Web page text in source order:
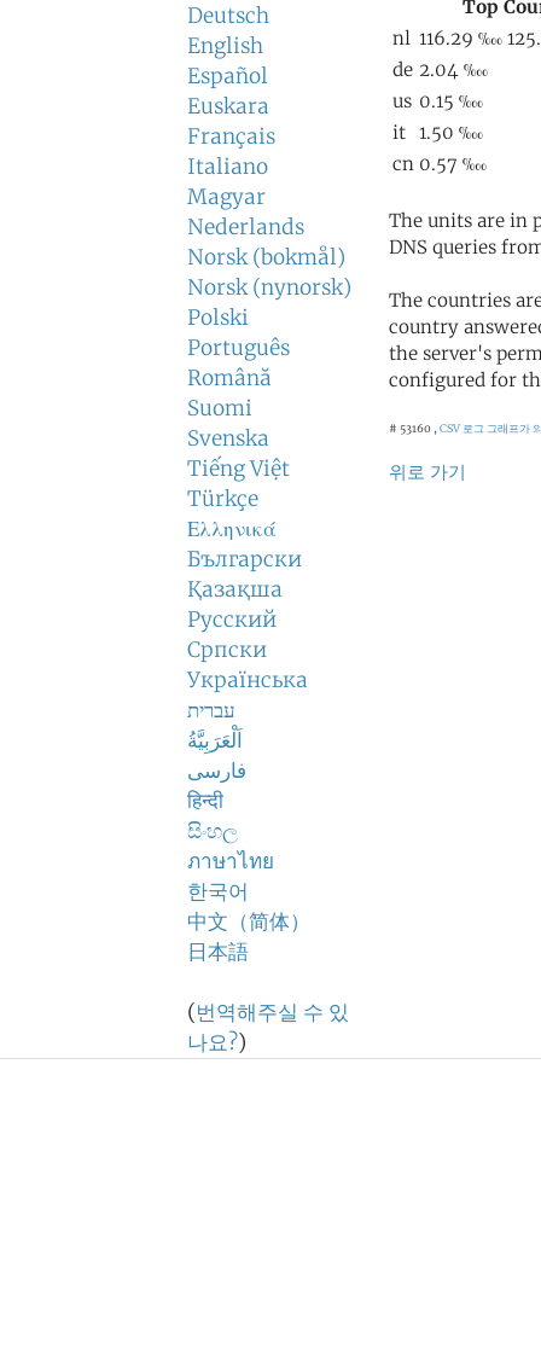
Deutsch
English
Español
Euskara
Français
Italiano
Magyar
Nederlands
Norsk (bokmål)
Norsk (nynorsk)
Polski
Português
Română
Suomi
Svenska
Tiếng Việt
Türkçe
Ελληνικά
Български
Қазақша
Русский
Српски
Українська
עברית
اَلْعَرَبِيَّةُ
فارسی
हिन्दी
සිංහල
ภาษาไทย
한국어
中文（简体）
日本語
(번역해주실 수 있
나요?)
The units are in
DNS queries
The countries
country
the server's
configured for
# 53160 , CSV 로그 그래프가
위로 가기